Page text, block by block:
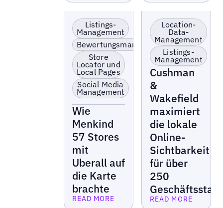
Lokale Präsenz
optimieren &
aktivieren
KI-Sichtbarkeit
boosten
Falsche Listings
korrigieren
Listings-
Management
Bewertungsmanagement
Store
Locator und
Local Pages
Social Media
Management
Wie
Menkind
57 Stores
mit
Uberall auf
die Karte
brachte
Lesen Sie mehr
READ MORE
Einzelhandel &
Franchise
Location-
Data-
Management
Listings-
Management
Cushman
&
Wakefield
maximiert
die lokale
Online-
Sichtbarkeit
für über
250
Lesen Sie mehr
READ MORE